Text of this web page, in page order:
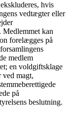
hvis
vedtægter eller
Medlemmet kan
forelægges på
medlem
en voldgiftsklage
magt,
på
beslutning.